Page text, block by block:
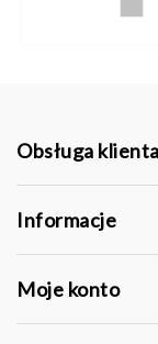
Obsługa klienta
Informacje
Moje konto